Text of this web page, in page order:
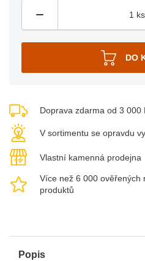
Doprava zdarma od 3 000
V sortimentu se opravdu
Vlastní kamenná prodejna
Více než 6 000 ověřených
produktů
Popis